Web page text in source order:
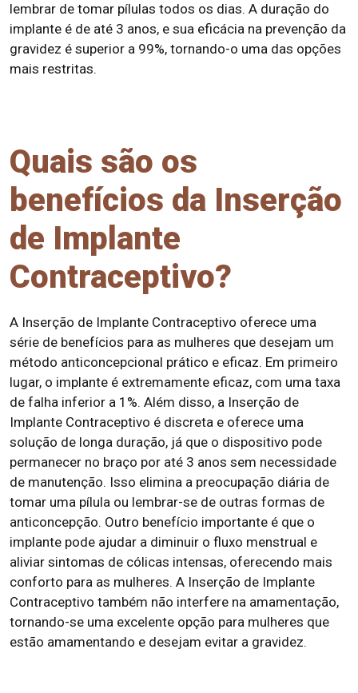
lembrar de tomar pílulas todos os dias. A duração do
implante é de até 3 anos, e sua eficácia na prevenção da
gravidez é superior a 99%, tornando-o uma das opções
mais restritas.
Quais são os
benefícios da Inserção
de Implante
Contraceptivo?
A Inserção de Implante Contraceptivo oferece uma
série de benefícios para as mulheres que desejam um
método anticoncepcional prático e eficaz. Em primeiro
lugar, o implante é extremamente eficaz, com uma taxa
de falha inferior a 1%. Além disso, a Inserção de
Implante Contraceptivo é discreta e oferece uma
solução de longa duração, já que o dispositivo pode
permanecer no braço por até 3 anos sem necessidade
de manutenção. Isso elimina a preocupação diária de
tomar uma pílula ou lembrar-se de outras formas de
anticoncepção. Outro benefício importante é que o
implante pode ajudar a diminuir o fluxo menstrual e
aliviar sintomas de cólicas intensas, oferecendo mais
conforto para as mulheres. A Inserção de Implante
Contraceptivo também não interfere na amamentação,
tornando-se uma excelente opção para mulheres que
estão amamentando e desejam evitar a gravidez.